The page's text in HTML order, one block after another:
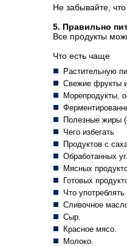
Не забывайте,
5. Правильно
Все продукты
Что есть чаще
Растительную
Свежие фрукты
Морепродукты,
Полезные жиры
Чего избегать
Продуктов с
Обработанных
Мясных
Готовых
Что
Сливочное
Сыр.
Красное мясо.
Молоко.